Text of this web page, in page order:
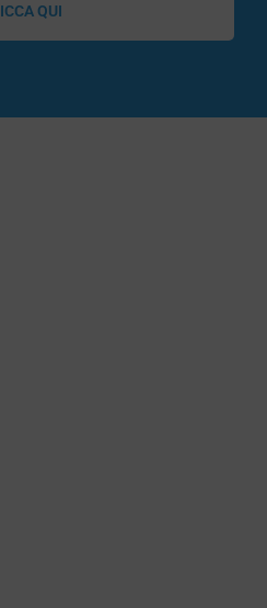
QUI